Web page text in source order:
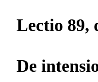
Lectio 89,
De